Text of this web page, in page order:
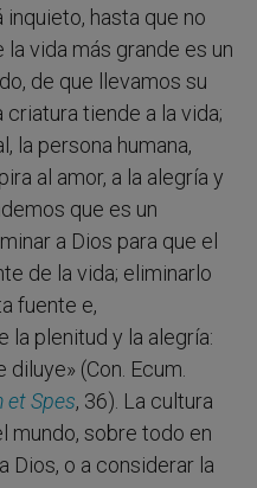
hasta que no
vida más grande es un
de que llevamos su
criatura tiende a la vida;
la persona humana,
al amor, a la alegría y
que es un
a Dios para que el
de la vida; eliminarlo
fuente e,
la plenitud y la alegría:
(Con. Ecum.
et Spes, 36). La cultura
mundo, sobre todo en
Dios, o a considerar la